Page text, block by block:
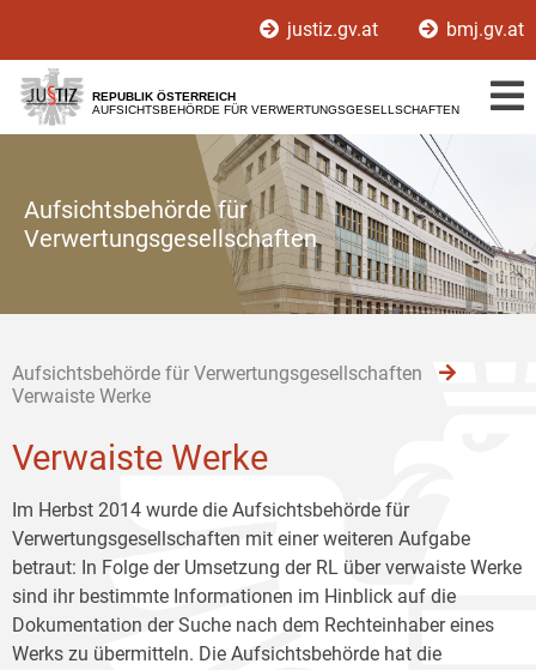
[1]
[2]
[3]
justiz.gv.at bmj.gv.at
REPUBLIK ÖSTERREICH
AUFSICHTSBEHÖRDE FÜR VERWERTUNGSGESELLSCHAFTEN
Aufsichtsbehörde für
Verwertungsgesellschaften
Aufsichtsbehörde für Verwertungsgesellschaften
Verwaiste Werke
Verwaiste Werke
Im Herbst 2014 wurde die Aufsichtsbehörde für
Verwertungsgesellschaften mit einer weiteren Aufgabe
betraut: In Folge der Umsetzung der RL über verwaiste Werke
sind ihr bestimmte Informationen im Hinblick auf die
Dokumentation der Suche nach dem Rechteinhaber eines
Werks zu übermitteln. Die Aufsichtsbehörde hat die